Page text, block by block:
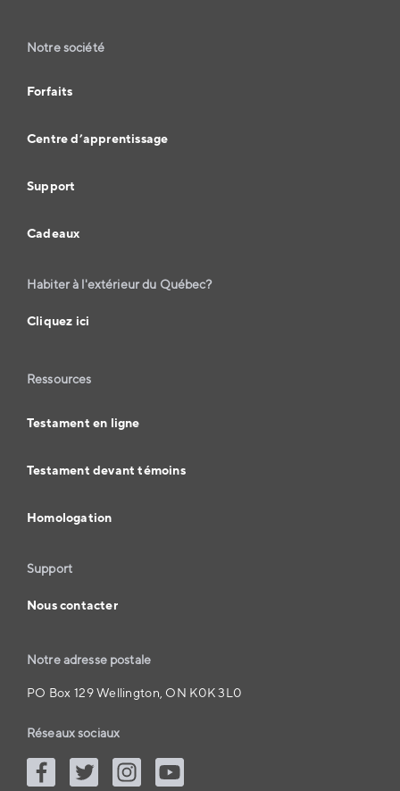
Notre société
Forfaits
Centre d’apprentissage
Support
Cadeaux
Habiter à l'extérieur du Québec?
Cliquez ici
Ressources
Testament en ligne
Testament devant témoins
Homologation
Support
Nous contacter
Notre adresse postale
PO Box 129 Wellington, ON K0K 3L0
Réseaux sociaux